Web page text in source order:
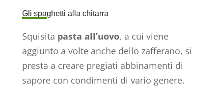
Gli spaghetti alla chitarra
Squisita pasta all’uovo, a cui viene
aggiunto a volte anche dello zafferano, si
presta a creare pregiati abbinamenti di
sapore con condimenti di vario genere.